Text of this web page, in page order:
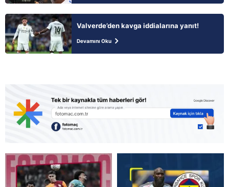
Valverde’den kavga iddialarına yanıt!
Devamını Oku